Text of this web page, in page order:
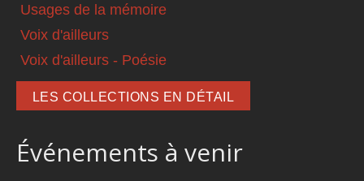
Usages de la mémoire
Voix d'ailleurs
Voix d'ailleurs - Poésie
LES COLLECTIONS EN DÉTAIL
Événements à venir